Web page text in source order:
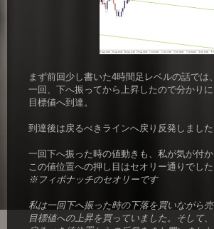
まず前回少し書いた4時間足レベルの話では
一回、下へ振ってから上昇したので分かりに
目標値へ到達。
到達後は戻るべきラインへ戻り反発しました
一回下へ振った時の値動きも、私が気が付
この値位置への押し目はセオリー通りでし
※フィボナッチのセオリーです
私は一回下へ振った時の下落を買いながら売
目標値への上昇を買っていました。そして、